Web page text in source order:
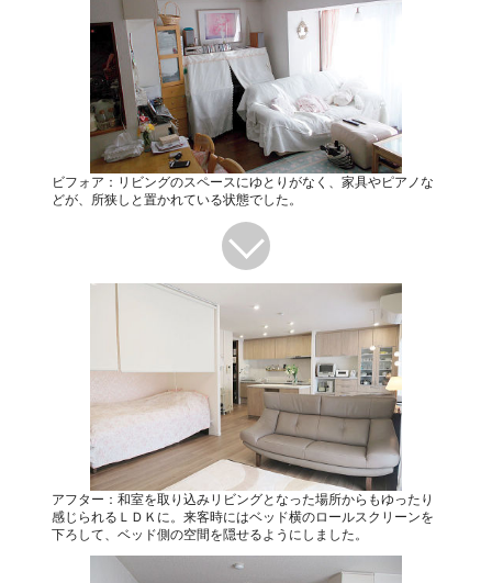
ビフォア：リビングのスペースにゆとりがなく、家具やピアノな
どが、所狭しと置かれている状態でした。
アフター：和室を取り込みリビングとなった場所からもゆったり
感じられるＬＤＫに。来客時にはベッド横のロールスクリーンを
下ろして、ベッド側の空間を隠せるようにしました。